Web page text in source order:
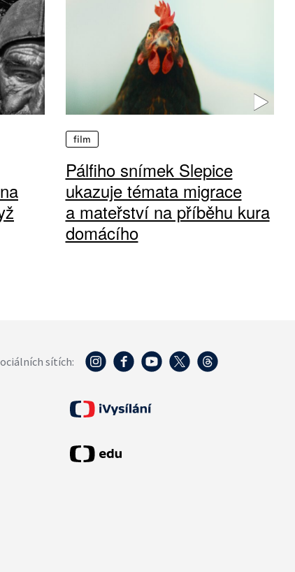
film
Pálfiho snímek Slepice
ukazuje témata migrace
a mateřství na příběhu kura
domácího
sítích: